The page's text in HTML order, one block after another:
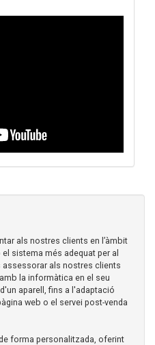
als nostres clients en l’àmbit
sistema més adequat per al
assessorar als nostres clients
la informàtica en el seu
aparell, fins a l'adaptació
web o el servei post-venda
forma personalitzada, oferint